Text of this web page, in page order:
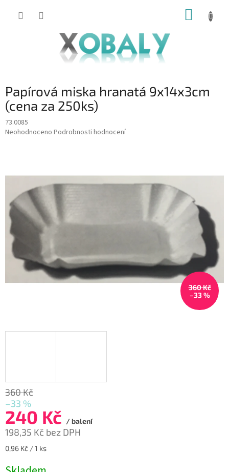
KOŠÍK
Papírová miska hranatá 9x14x3cm
(cena za 250ks)
73.0085
Průměrné
hvězdiček.
Neohodnoceno Podrobnosti hodnocení
360 Kč
–33 %
360 Kč
–33 %
240 Kč / balení
198,35 Kč bez DPH
Měrná
0,96 Kč / 1 ks